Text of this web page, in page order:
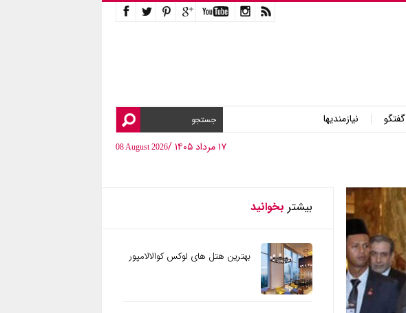
گفتگو
نیازمندیها
۱۷ مرداد ۱۴۰۵ /
08 August 2026
بیشتر بخوانید
بهترین هتل های لوکس کوالالامپور